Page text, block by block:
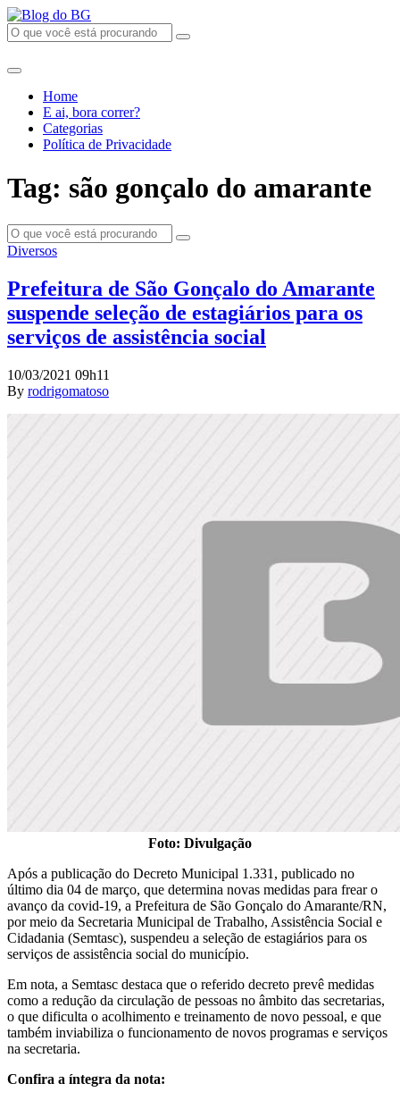
Home
E ai, bora correr?
Categorias
Política de Privacidade
Tag: são gonçalo do amarante
Diversos
Prefeitura de São Gonçalo do Amarante
suspende seleção de estagiários para os
serviços de assistência social
10/03/2021 09h11
By rodrigomatoso
Foto: Divulgação
Após a publicação do Decreto Municipal 1.331, publicado no
último dia 04 de março, que determina novas medidas para frear o
avanço da covid-19, a Prefeitura de São Gonçalo do Amarante/RN,
por meio da Secretaria Municipal de Trabalho, Assistência Social e
Cidadania (Semtasc), suspendeu a seleção de estagiários para os
serviços de assistência social do município.
Em nota, a Semtasc destaca que o referido decreto prevê medidas
como a redução da circulação de pessoas no âmbito das secretarias,
o que dificulta o acolhimento e treinamento de novo pessoal, e que
também inviabiliza o funcionamento de novos programas e serviços
na secretaria.
Confira a íntegra da nota: